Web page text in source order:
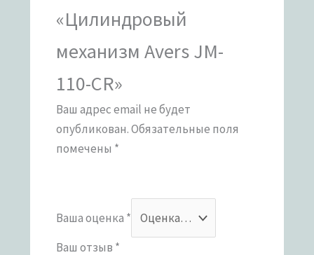
«Цилиндровый
механизм Avers JM-
110-CR»
Ваш адрес email не будет
опубликован.Обязательные поля
помечены *
Ваша оценка *
Ваш отзыв *